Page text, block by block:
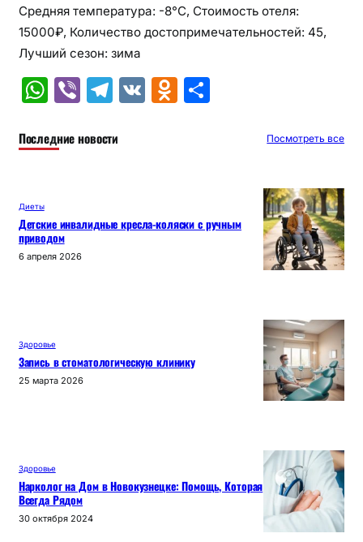
Средняя температура: -8°C, Стоимость отеля:
15000₽, Количество достопримечательностей: 45,
Лучший сезон: зима
W
at
p
p
Vi
er
T
e
m
V O
a
О
в
Последние новости Посмотреть все
Диеты
Детские инвалидные кресла-коляски с ручным
приводом
6 апреля 2026
Здоровье
Запись в стоматологическую клинику
25 марта 2026
Здоровье
Нарколог на Дом в Новокузнецке: Помощь, Которая
Всегда Рядом
30 октября 2024